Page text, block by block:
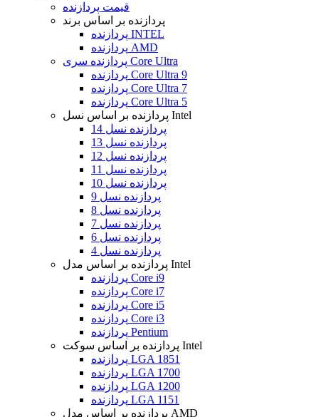
قیمت پردازنده
پردازنده بر اساس برند
پردازنده INTEL
پردازنده AMD
پردازنده سری Core Ultra
پردازنده Core Ultra 9
پردازنده Core Ultra 7
پردازنده Core Ultra 5
پردازنده بر اساس نسل Intel
پردازنده نسل 14
پردازنده نسل 13
پردازنده نسل 12
پردازنده نسل 11
پردازنده نسل 10
پردازنده نسل 9
پردازنده نسل 8
پردازنده نسل 7
پردازنده نسل 6
پردازنده نسل 4
پردازنده بر اساس مدل Intel
پردازنده Core i9
پردازنده Core i7
پردازنده Core i5
پردازنده Core i3
پردازنده Pentium
پردازنده بر اساس سوکت Intel
پردازنده LGA 1851
پردازنده LGA 1700
پردازنده LGA 1200
پردازنده LGA 1151
پردازنده بر اساس مدل AMD